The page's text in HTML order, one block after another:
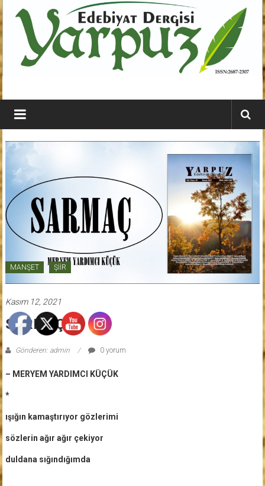
geç
YARPUZ
Edebiyat
Dergisi
Kahramanmaraş'ın
Etkili
Edebiyat
Dergisi
MANŞET ŞİİR
Kasım 12, 2021
SARMAÇ
Gönderen: admin 0 yorum
– MERYEM YARDIMCI KÜÇÜK
*
ışığın kamaştırıyor gözlerimi
sözlerin ağır ağır çekiyor
duldana sığındığımda